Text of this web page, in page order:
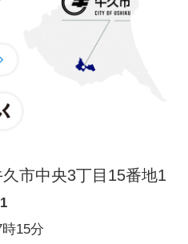
市中央3丁目15番地1
15分